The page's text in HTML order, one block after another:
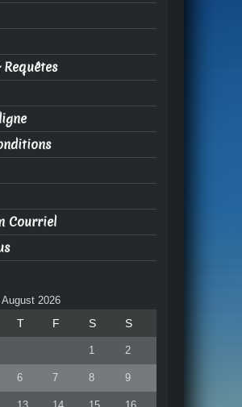
Courriel
August 2026
T F S S
1 2
6 7 8 9